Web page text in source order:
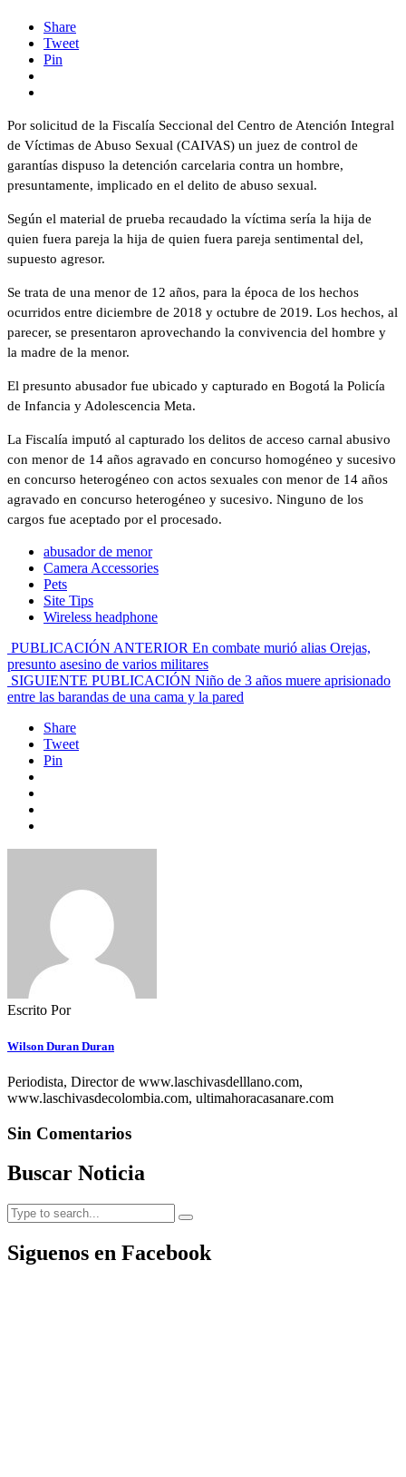
Share
Tweet
Pin
Por solicitud de la Fiscalía Seccional del Centro de Atención Integral
de Víctimas de Abuso Sexual (CAIVAS) un juez de control de
garantías dispuso la detención carcelaria contra un hombre,
presuntamente, implicado en el delito de abuso sexual.
Según el material de prueba recaudado la víctima sería la hija de
quien fuera pareja la hija de quien fuera pareja sentimental del,
supuesto agresor.
Se trata de una menor de 12 años, para la época de los hechos
ocurridos entre diciembre de 2018 y octubre de 2019. Los hechos, al
parecer, se presentaron aprovechando la convivencia del hombre y
la madre de la menor.
El presunto abusador fue ubicado y capturado en Bogotá la Policía
de Infancia y Adolescencia Meta.
La Fiscalía imputó al capturado los delitos de acceso carnal abusivo
con menor de 14 años agravado en concurso homogéneo y sucesivo
en concurso heterogéneo con actos sexuales con menor de 14 años
agravado en concurso heterogéneo y sucesivo. Ninguno de los
cargos fue aceptado por el procesado.
abusador de menor
Camera Accessories
Pets
Site Tips
Wireless headphone
PUBLICACIÓN ANTERIOR En combate murió alias Orejas,
presunto asesino de varios militares
SIGUIENTE PUBLICACIÓN Niño de 3 años muere aprisionado
entre las barandas de una cama y la pared
Share
Tweet
Pin
Escrito Por
Wilson Duran Duran
Periodista, Director de www.laschivasdelllano.com,
www.laschivasdecolombia.com, ultimahoracasanare.com
Sin Comentarios
Buscar Noticia
Siguenos en Facebook